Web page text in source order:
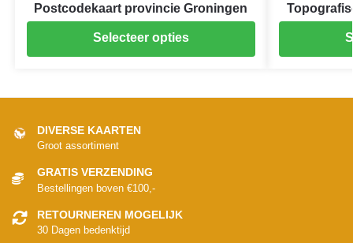
Postcodekaart provincie Groningen
Selecteer opties
DIVERSE KAARTEN
Groot assortiment
GRATIS VERZENDING
Bestellingen boven €100,-
RETOURNEREN MOGELIJK
30 Dagen bedenktijd